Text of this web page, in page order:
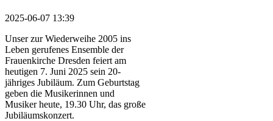
2025-06-07 13:39
Unser zur Wiederweihe 2005 ins
Leben gerufenes Ensemble der
Frauenkirche Dresden feiert am
heutigen 7. Juni 2025 sein 20-
jähriges Jubiläum. Zum Geburtstag
geben die Musikerinnen und
Musiker heute, 19.30 Uhr, das große
Jubiläumskonzert.